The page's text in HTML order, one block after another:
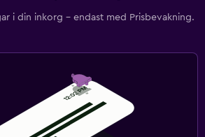
i din inkorg – endast med Prisbevakning.